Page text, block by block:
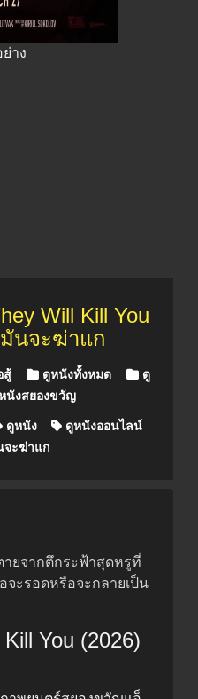
าง
Will Kill You
นจะฆ่าแก
สู้ ดูหนังทั้งหมด
ดู
นังสยองขวัญ
ดูหนัง
ดูหนังออนไลน์
ะฆ่าแก
ยจากตึกระฟ้าสุดหรูที่
จะรอดหรือจะกลายเป็น
You (2026)